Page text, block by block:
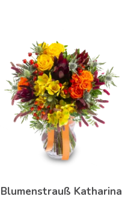
Blumenstrauß Katharina